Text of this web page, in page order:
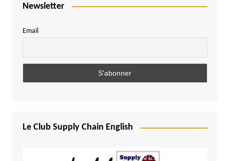
Newsletter
Email
Le Club Supply Chain English